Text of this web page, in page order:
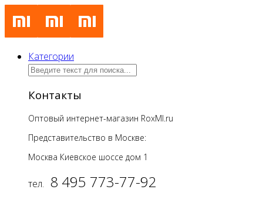
Категории
Контакты
Оптовый интернет-магазин RoxMI.ru
Представительство в Москве:
Москва Киевское шоссе дом 1
тел. 8 495 773-77-92